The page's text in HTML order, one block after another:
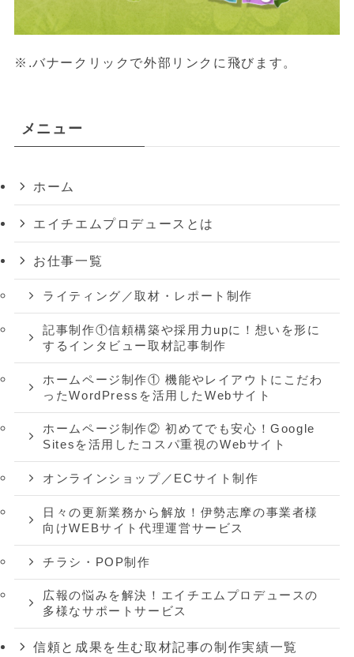
※.バナークリックで外部リンクに飛びます。
メニュー
ホーム
エイチエムプロデュースとは
お仕事一覧
ライティング／取材・レポート制作
記事制作①信頼構築や採用力upに！想いを形に
するインタビュー取材記事制作
ホームページ制作① 機能やレイアウトにこだわ
ったWordPressを活用したWebサイト
ホームページ制作② 初めてでも安心！Google
Sitesを活用したコスパ重視のWebサイト
オンラインショップ／ECサイト制作
日々の更新業務から解放！伊勢志摩の事業者様
向けWEBサイト代理運営サービス
チラシ・POP制作
広報の悩みを解決！エイチエムプロデュースの
多様なサポートサービス
信頼と成果を生む取材記事の制作実績一覧